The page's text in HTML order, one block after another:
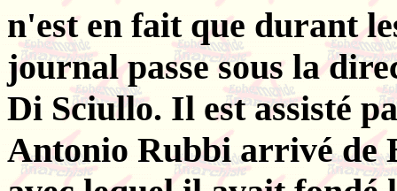
n'est en fait que durant
journal passe sous la
Di Sciullo. Il est assisté
Antonio Rubbi arrivé de